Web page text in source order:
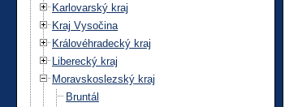
Karlovarský kraj
Kraj Vysočina
Královéhradecký kraj
Liberecký kraj
Moravskoslezský kraj
Bruntál